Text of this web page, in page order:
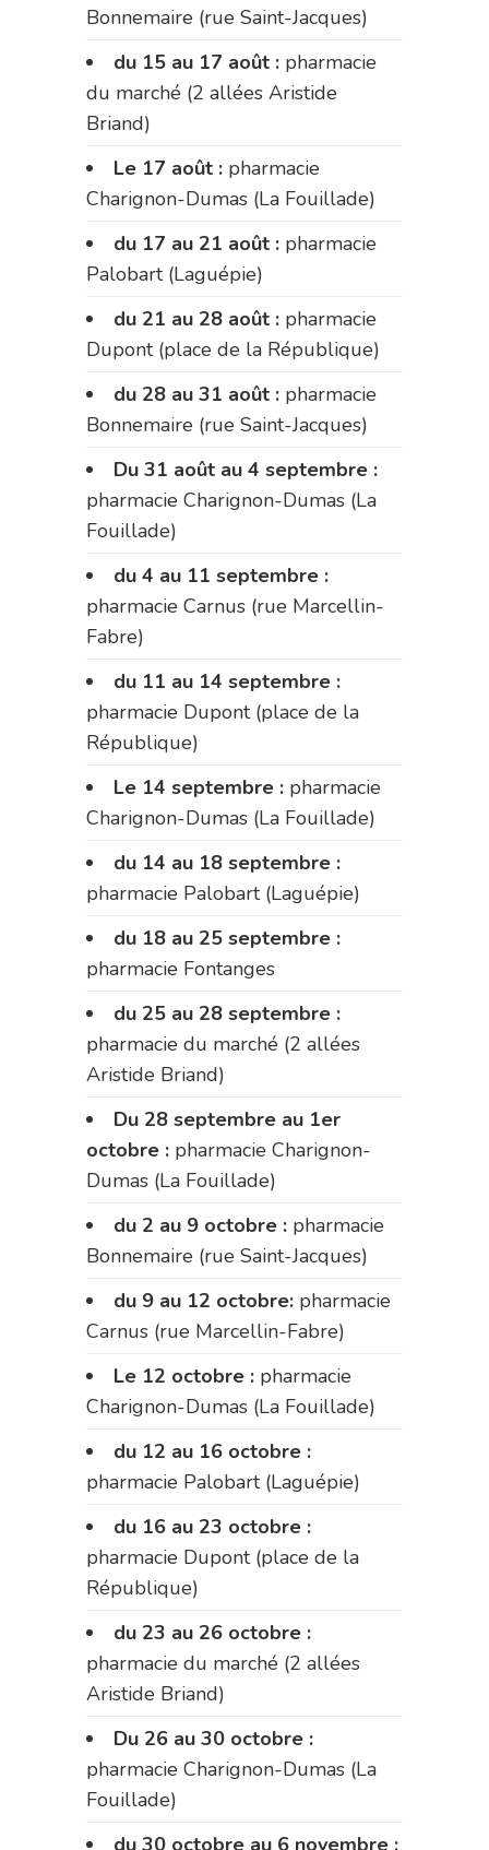
Bonnemaire (rue Saint-Jacques)
du 15 au 17 août : pharmacie
du marché (2 allées Aristide
Briand)
Le 17 août : pharmacie
Charignon-Dumas (La Fouillade)
du 17 au 21 août : pharmacie
Palobart (Laguépie)
du 21 au 28 août : pharmacie
Dupont (place de la République)
du 28 au 31 août : pharmacie
Bonnemaire (rue Saint-Jacques)
Du 31 août au 4 septembre :
pharmacie Charignon-Dumas (La
Fouillade)
du 4 au 11 septembre :
pharmacie Carnus (rue Marcellin-
Fabre)
du 11 au 14 septembre :
pharmacie Dupont (place de la
République)
Le 14 septembre : pharmacie
Charignon-Dumas (La Fouillade)
du 14 au 18 septembre :
pharmacie Palobart (Laguépie)
du 18 au 25 septembre :
pharmacie Fontanges
du 25 au 28 septembre :
pharmacie du marché (2 allées
Aristide Briand)
Du 28 septembre au 1er
octobre : pharmacie Charignon-
Dumas (La Fouillade)
du 2 au 9 octobre : pharmacie
Bonnemaire (rue Saint-Jacques)
du 9 au 12 octobre: pharmacie
Carnus (rue Marcellin-Fabre)
Le 12 octobre : pharmacie
Charignon-Dumas (La Fouillade)
du 12 au 16 octobre :
pharmacie Palobart (Laguépie)
du 16 au 23 octobre :
pharmacie Dupont (place de la
République)
du 23 au 26 octobre :
pharmacie du marché (2 allées
Aristide Briand)
Du 26 au 30 octobre :
pharmacie Charignon-Dumas (La
Fouillade)